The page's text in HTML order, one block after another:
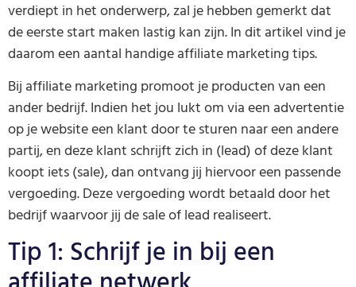
verdiept in het onderwerp, zal je hebben gemerkt dat
de eerste start maken lastig kan zijn. In dit artikel vind je
daarom een aantal handige affiliate marketing tips.
Bij affiliate marketing promoot je producten van een
ander bedrijf. Indien het jou lukt om via een advertentie
op je website een klant door te sturen naar een andere
partij, en deze klant schrijft zich in (lead) of deze klant
koopt iets (sale), dan ontvang jij hiervoor een passende
vergoeding. Deze vergoeding wordt betaald door het
bedrijf waarvoor jij de sale of lead realiseert.
Tip 1: Schrijf je in bij een